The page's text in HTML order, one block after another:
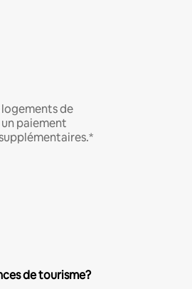
logements de
paiement
de tourisme?